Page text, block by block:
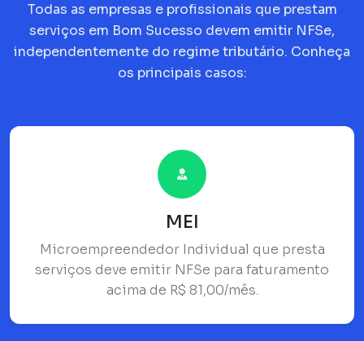
Todas as empresas e profissionais que prestam
serviços em Bom Sucesso devem emitir NFSe,
independentemente do regime tributário. Conheça
os principais casos:
MEI
Microempreendedor Individual que presta
serviços deve emitir NFSe para faturamento
acima de R$ 81,00/mês.